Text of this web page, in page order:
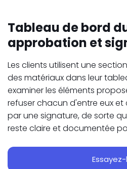
Tableau de bord
approbation et
Les clients utilisent une
des matériaux dans leur
examiner les éléments
refuser chacun d'entre eux et
par une signature, de sorte
reste claire et documentée